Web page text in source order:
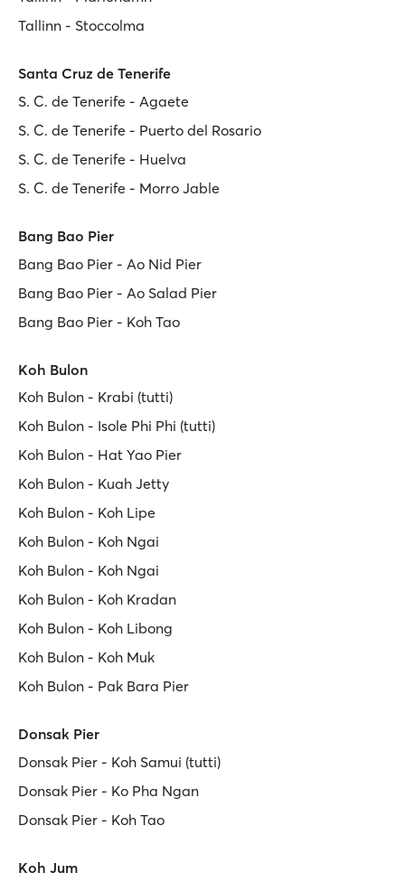
Tallinn - Stoccolma
Santa Cruz de Tenerife
S. C. de Tenerife - Agaete
S. C. de Tenerife - Puerto del Rosario
S. C. de Tenerife - Huelva
S. C. de Tenerife - Morro Jable
Bang Bao Pier
Bang Bao Pier - Ao Nid Pier
Bang Bao Pier - Ao Salad Pier
Bang Bao Pier - Koh Tao
Koh Bulon
Koh Bulon - Krabi (tutti)
Koh Bulon - Isole Phi Phi (tutti)
Koh Bulon - Hat Yao Pier
Koh Bulon - Kuah Jetty
Koh Bulon - Koh Lipe
Koh Bulon - Koh Ngai
Koh Bulon - Koh Ngai
Koh Bulon - Koh Kradan
Koh Bulon - Koh Libong
Koh Bulon - Koh Muk
Koh Bulon - Pak Bara Pier
Donsak Pier
Donsak Pier - Koh Samui (tutti)
Donsak Pier - Ko Pha Ngan
Donsak Pier - Koh Tao
Koh Jum